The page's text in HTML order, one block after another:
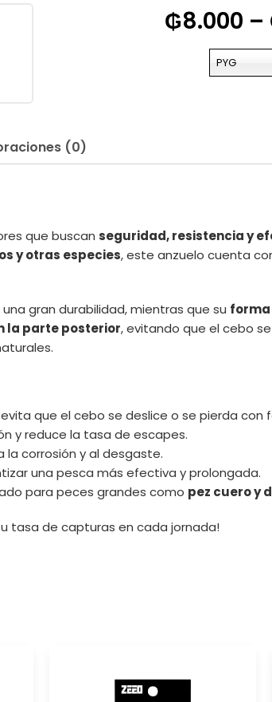
₲8.000 –
PYG
(0)
que buscan seguridad, resistencia y
y otras especies, este anzuelo cuenta
gran durabilidad, mientras que su
la parte posterior, evitando que el cebo
que el cebo se deslice o se pierda con
y reduce la tasa de escapes.
corrosión y al desgaste.
una pesca más efectiva y prolongada.
para peces grandes como pez cuero y
tasa de capturas en cada jornada!